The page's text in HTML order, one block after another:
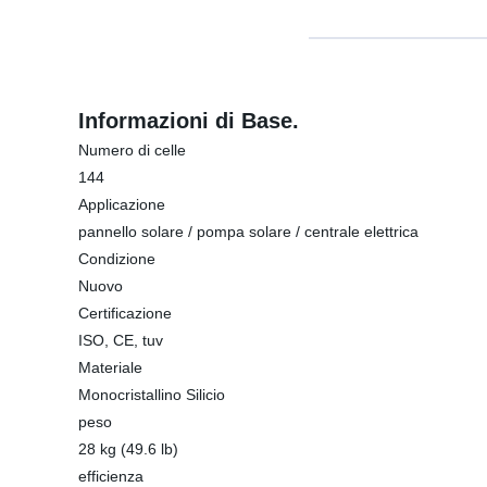
Informazioni di Base.
Numero di celle
144
Applicazione
pannello solare / pompa solare / centrale elettrica
Condizione
Nuovo
Certificazione
ISO, CE, tuv
Materiale
Monocristallino Silicio
peso
28 kg (49.6 lb)
efficienza